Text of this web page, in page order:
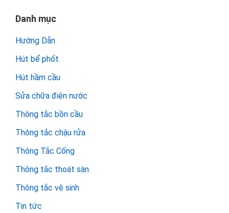
Danh mục
Hướng Dẫn
Hút bể phốt
Hút hầm cầu
Sửa chữa điện nước
Thông tắc bồn cầu
Thông tắc chậu rửa
Thông Tắc Cống
Thông tắc thoát sàn
Thông tắc vệ sinh
Tin tức